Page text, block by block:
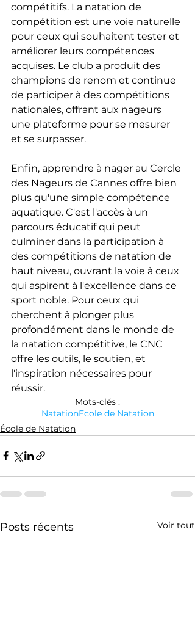
compétitifs. La natation de
compétition est une voie naturelle
pour ceux qui souhaitent tester et
améliorer leurs compétences
acquises. Le club a produit des
champions de renom et continue
de participer à des compétitions
nationales, offrant aux nageurs
une plateforme pour se mesurer
et se surpasser.
Enfin, apprendre à nager au Cercle
des Nageurs de Cannes offre bien
plus qu'une simple compétence
aquatique. C'est l'accès à un
parcours éducatif qui peut
culminer dans la participation à
des compétitions de natation de
haut niveau, ouvrant la voie à ceux
qui aspirent à l'excellence dans ce
sport noble. Pour ceux qui
cherchent à plonger plus
profondément dans le monde de
la natation compétitive, le CNC
offre les outils, le soutien, et
l'inspiration nécessaires pour
réussir.
Mots-clés :
NatationEcole de Natation
École de Natation
Posts récents Voir tout